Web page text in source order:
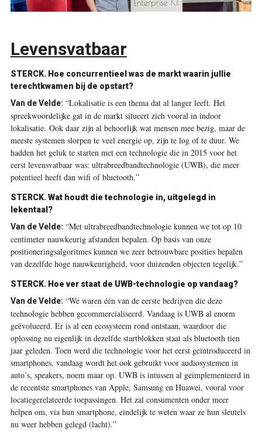
Levensvatbaar
STERCK. Hoe concurrentieel was de markt waarin jullie
terechtkwamen bij de opstart?
Van de Velde: “Lokalisatie is een thema dat al langer leeft. Het
spreekwoordelijke gat in de markt situeert zich vooral in indoor
lokalisatie. Ook daar zijn al behoorlijk wat mensen mee bezig, maar de
meeste systemen slorpen te veel energie op, zijn te log of te duur. We
hadden het geluk te starten met een technologie die in 2015 voor het
eerst levensvatbaar was: ultrabreedbandtechnologie (UWB), die meer
potentieel heeft dan wifi of bluetooth.”
STERCK. Wat houdt die technologie in, uitgelegd in
lekentaal?
Van de Velde: “Met ultrabreedbandtechnologie kunnen we tot op 10
centimeter nauwkeurig afstanden bepalen. Op basis van onze
positioneringsalgoritmes kunnen we zeer betrouwbare posities bepalen
van dezelfde hoge nauwkeurigheid, voor duizenden objecten tegelijk.”
STERCK. Hoe ver staat de UWB-technologie op vandaag?
Van de Velde: “We waren één van de eerste bedrijven die deze
technologie hebben gecommercialiseerd. Vandaag is UWB al enorm
geëvolueerd. Er is al een ecosysteem rond ontstaan, waardoor die
oplossing nu eigenlijk in dezelfde startblokken staat als bluetooth tien
jaar geleden. Toen werd die technologie voor het eerst geïntroduceerd in
smartphones, vandaag wordt het ook gebruikt voor audiosystemen in
auto’s, speakers, noem maar op. UWB is intussen al geïmplementeerd in
de recentste smartphones van Apple, Samsung en Huawei, vooral voor
locatiegerelateerde toepassingen. Het zal consumenten onder meer
helpen om, via hun smartphone, eindelijk te weten waar ze hun sleutels
nu weer hebben gelegd (lacht).”